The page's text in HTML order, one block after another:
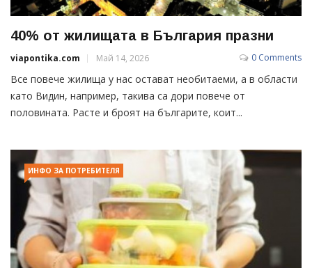
40% от жилищата в България празни
viapontika.com Май 14, 2026 0 Comments
Все повече жилища у нас остават необитаеми, а в области
като Видин, например, такива са дори повече от
половината. Расте и броят на българите, коит...
ИНФО ЗА ПОТРЕБИТЕЛЯ